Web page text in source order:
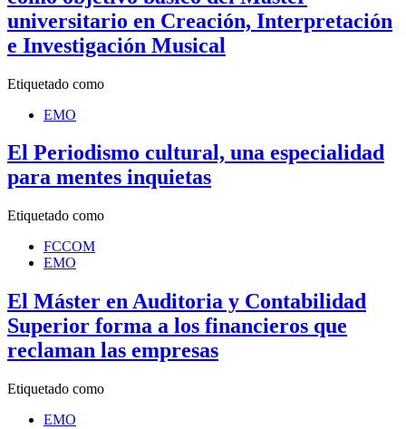
universitario en Creación, Interpretación
e Investigación Musical
Etiquetado como
EMO
El Periodismo cultural, una especialidad
para mentes inquietas
Etiquetado como
FCCOM
EMO
El Máster en Auditoria y Contabilidad
Superior forma a los financieros que
reclaman las empresas
Etiquetado como
EMO